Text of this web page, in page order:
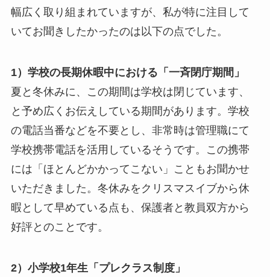
幅広く取り組まれていますが、私が特に注目して
いてお聞きしたかったのは以下の点でした。
1）学校の長期休暇中における「一斉閉庁期間」
夏と冬休みに、この期間は学校は閉じています、
と予め広くお伝えしている期間があります。学校
の電話当番などを不要とし、非常時は管理職にて
学校携帯電話を活用しているそうです。この携帯
には「ほとんどかかってこない」こともお聞かせ
いただきました。冬休みをクリスマスイブから休
暇として早めている点も、保護者と教員双方から
好評とのことです。
2）小学校1年生「プレクラス制度」